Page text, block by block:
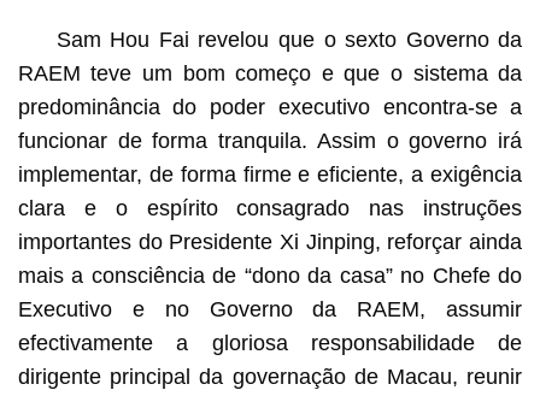
Sam Hou Fai revelou que o sexto Governo da
RAEM teve um bom começo e que o sistema da
predominância do poder executivo encontra-se a
funcionar de forma tranquila. Assim o governo irá
implementar, de forma firme e eficiente, a exigência
clara e o espírito consagrado nas instruções
importantes do Presidente Xi Jinping, reforçar ainda
mais a consciência de “dono da casa” no Chefe do
Executivo e no Governo da RAEM, assumir
efectivamente a gloriosa responsabilidade de
dirigente principal da governação de Macau, reunir